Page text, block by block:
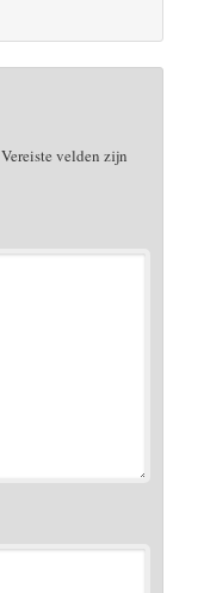
Vereiste velden zijn